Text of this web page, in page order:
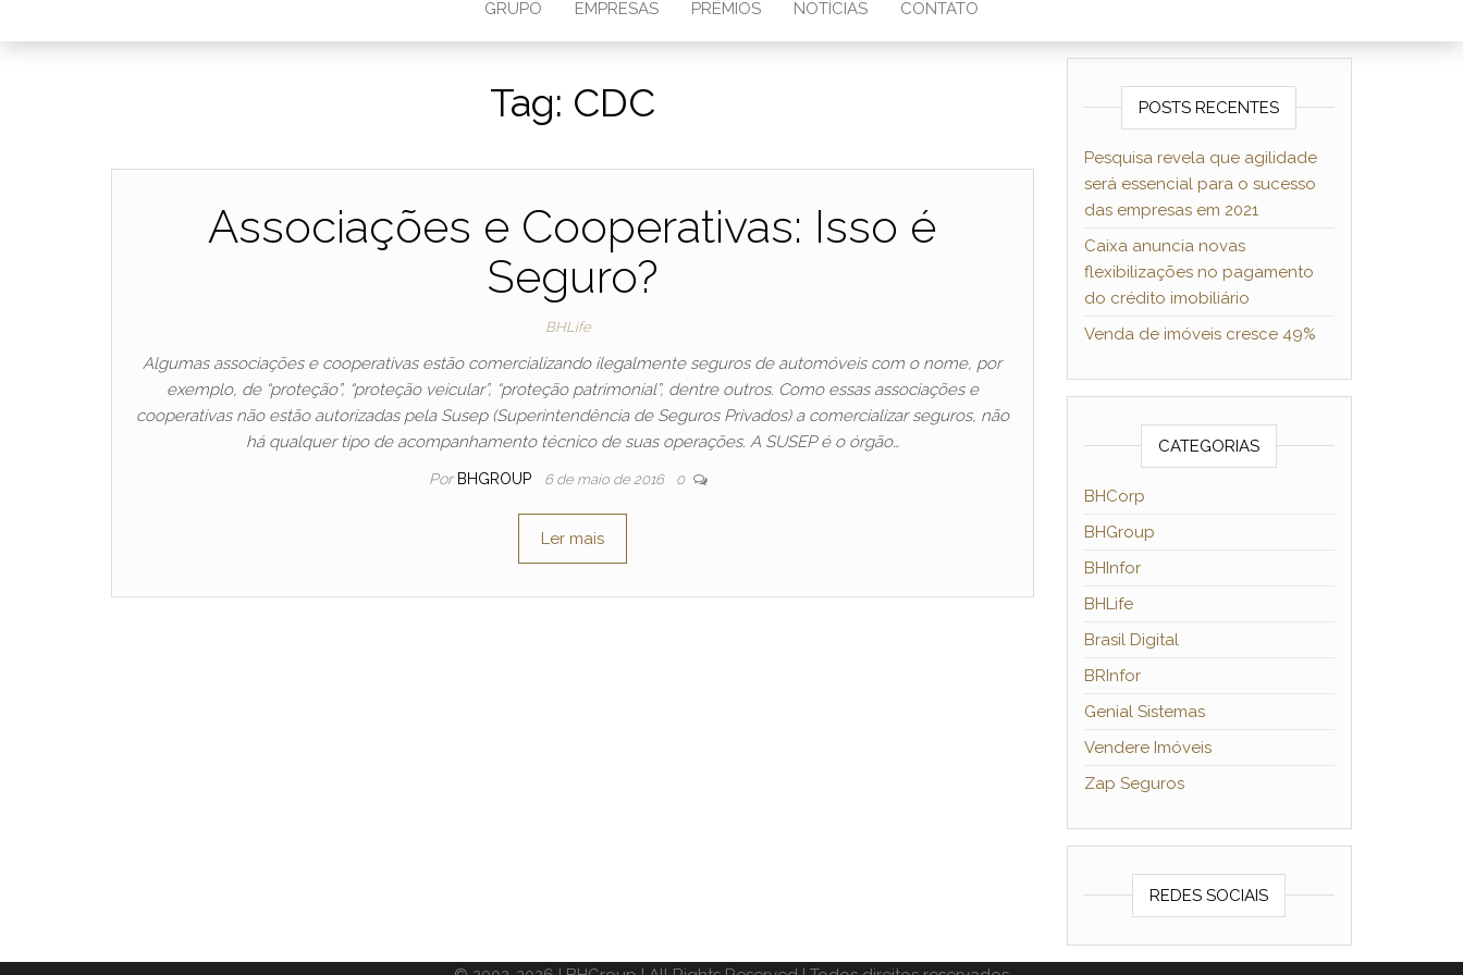
GRUPO EMPRESAS PRÊMIOS NOTÍCIAS CONTATO
Tag: CDC
Associações e Cooperativas: Isso é
Seguro?
BHLife
Algumas associações e cooperativas estão comercializando ilegalmente seguros de automóveis com o nome, por
exemplo, de “proteção”, “proteção veicular”, “proteção patrimonial”, dentre outros. Como essas associações e
cooperativas não estão autorizadas pela Susep (Superintendência de Seguros Privados) a comercializar seguros, não
há qualquer tipo de acompanhamento técnico de suas operações. A SUSEP é o órgão…
Por BHGROUP 6 de maio de 2016 0
Ler mais
POSTS RECENTES
Pesquisa revela que agilidade
será essencial para o sucesso
das empresas em 2021
Caixa anuncia novas
flexibilizações no pagamento
do crédito imobiliário
Venda de imóveis cresce 49%
CATEGORIAS
BHCorp
BHGroup
BHInfor
BHLife
Brasil Digital
BRInfor
Genial Sistemas
Vendere Imóveis
Zap Seguros
REDES SOCIAIS